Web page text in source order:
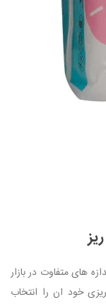
های متفاوت در بازار
خود ان را انتخاب